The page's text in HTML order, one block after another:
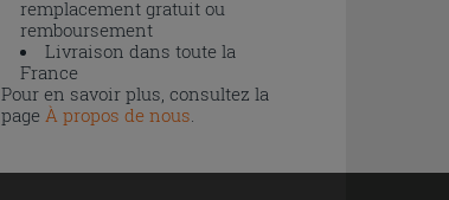
remplacement gratuit ou
remboursement
Livraison dans toute la
France
Pour en savoir plus, consultez la
page À propos de nous.